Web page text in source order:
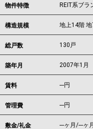
物件特徴 REIT系ブ
構造規模 地上14階
総戸数 130戸
築年月 2007年1月
賃料 ---円
管理費 ---円
敷金/礼金 ---ヶ月/---ヶ月